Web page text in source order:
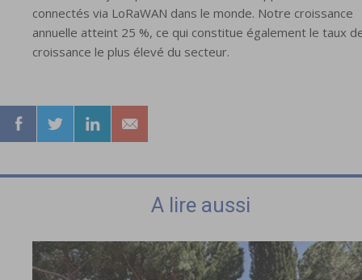
connectés via LoRaWAN dans le monde. Notre croissance
annuelle atteint 25 %, ce qui constitue également le taux
croissance le plus élevé du secteur.
A lire aussi